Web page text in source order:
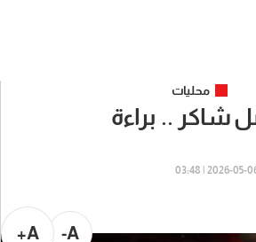
محليات
شاكر .. براءة
2026-05-06 |
A-
A+